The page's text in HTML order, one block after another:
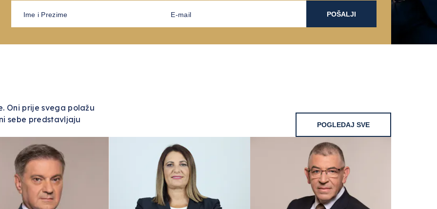
POŠALJI
Oni prije svega polažu
sebe predstavljaju
POGLEDAJ SVE